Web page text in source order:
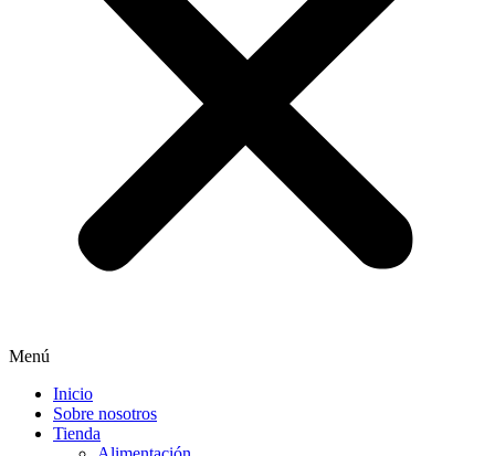
Menú
Inicio
Sobre nosotros
Tienda